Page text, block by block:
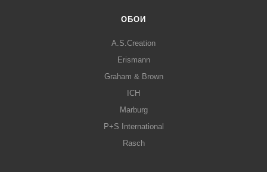
ОБОИ
A.S.Creation
Erismann
Graham & Brown
ICH
Marburg
P+S International
Rasch